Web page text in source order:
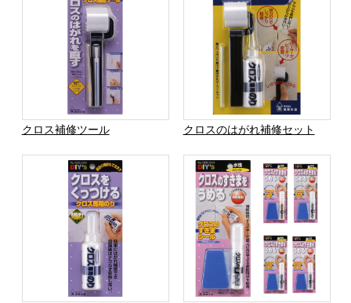
クロス補修ツール クロスのはがれ補修セット